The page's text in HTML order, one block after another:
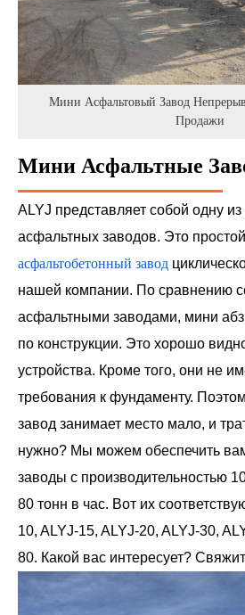
Мини Асфальтовый Завод
Продажи
Мини Асфальтные
ALYJ представляет собой одну
асфальтных заводов. Это
асфальтобетонный завод
нашей компании. По сравнению
асфальтными заводами, мини абз
по конструкции. Это хорошо
устройства. Кроме того, они не
требования к фундаменту.
завод занимает место мало, и
нужно? Мы можем обеспечить
заводы с производительностью
80 тонн в час. Вот их
10, ALYJ-15, ALYJ-20, ALYJ-30,
80. Какой вас интересует?